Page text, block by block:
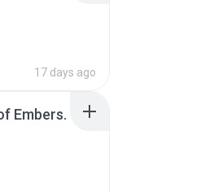
17 days ago
Embers.